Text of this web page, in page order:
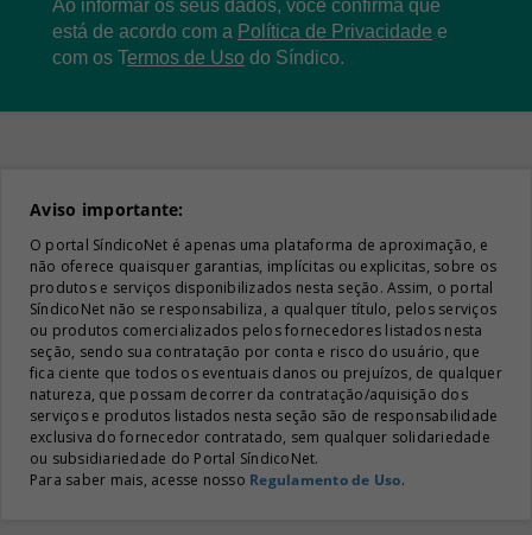
Ao informar os seus dados, você confirma que
está de acordo com a Política de Privacidade e
com os Termos de Uso do Síndico.
Aviso importante:
O portal SíndicoNet é apenas uma plataforma de aproximação, e
não oferece quaisquer garantias, implícitas ou explicitas, sobre os
produtos e serviços disponibilizados nesta seção. Assim, o portal
SíndicoNet não se responsabiliza, a qualquer título, pelos serviços
ou produtos comercializados pelos fornecedores listados nesta
seção, sendo sua contratação por conta e risco do usuário, que
fica ciente que todos os eventuais danos ou prejuízos, de qualquer
natureza, que possam decorrer da contratação/aquisição dos
serviços e produtos listados nesta seção são de responsabilidade
exclusiva do fornecedor contratado, sem qualquer solidariedade
ou subsidiariedade do Portal SíndicoNet.
Para saber mais, acesse nosso Regulamento de Uso.